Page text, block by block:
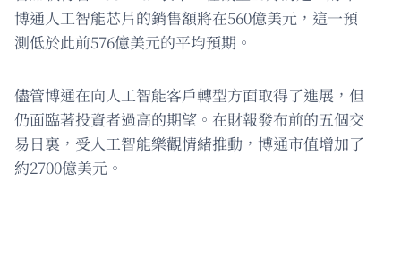
博通人工智能芯片的銷售額將在560億美元，這一預
測低於此前576億美元的平均預期。
儘管博通在向人工智能客戶轉型方面取得了進展，但
仍面臨著投資者過高的期望。在財報發布前的五個交
易日裏，受人工智能樂觀情緒推動，博通市值增加了
約2700億美元。